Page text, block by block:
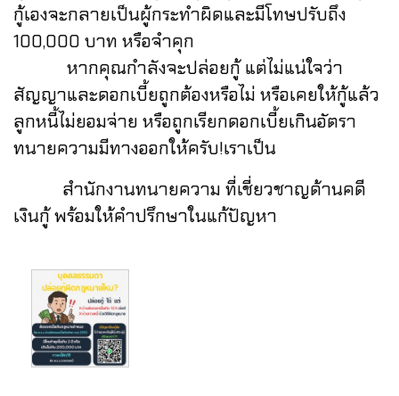
กู้เองจะกลายเป็นผู้กระทำผิดและมีโทษปรับถึง
100,000 บาท หรือจำคุก
หากคุณกำลังจะปล่อยกู้ แต่ไม่แน่ใจว่า
สัญญาและดอกเบี้ยถูกต้องหรือไม่ หรือเคยให้กู้แล้ว
ลูกหนี้ไม่ยอมจ่าย หรือถูกเรียกดอกเบี้ยเกินอัตรา
ทนายความมีทางออกให้ครับ!เราเป็น
สำนักงานทนายความ ที่เชี่ยวชาญด้านคดี
เงินกู้ พร้อมให้คำปรึกษาในแก้ปัญหา